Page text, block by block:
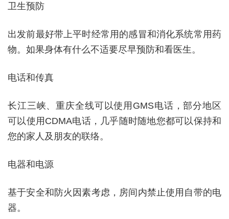
卫生预防
出发前最好带上平时经常用的感冒和消化系统常用药
物。如果身体有什么不适要尽早预防和看医生。
电话和传真
长江三峡、重庆全线可以使用 GMS电话，部分地区
可以使用 CDMA电话，几乎随时随地您都可以保持和
您的家人及朋友的联络。
电器和电源
基于安全和防火因素考虑，房间内禁止使用自带的电
器。